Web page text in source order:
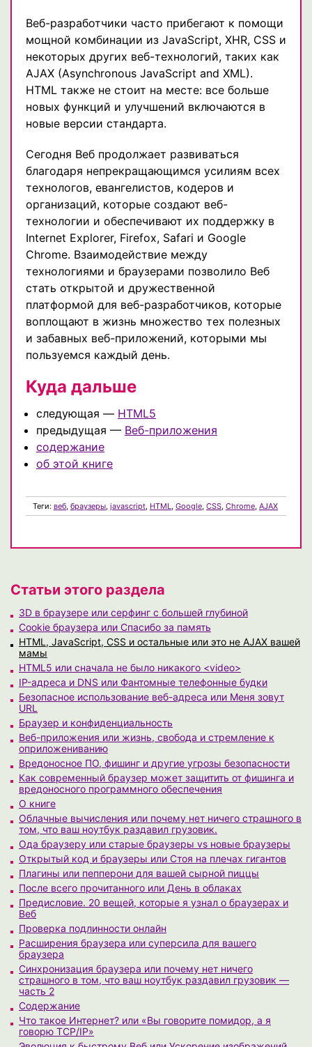
Веб-разработчики часто прибегают к помощи
мощной комбинации из JavaScript, XHR, CSS и
некоторых других веб-технологий, таких как
AJAX (Asynchronous JavaScript and XML).
HTML также не стоит на месте: все больше
новых функций и улучшений включаются в
новые версии стандарта.
Сегодня Веб продолжает развиваться
благодаря непрекращающимся усилиям всех
технологов, евангелистов, кодеров и
организаций, которые создают веб-
технологии и обеспечивают их поддержку в
Internet Explorer, Firefox, Safari и Google
Chrome. Взаимодействие между
технологиями и браузерами позволило Веб
стать открытой и дружественной
платформой для веб-разработчиков, которые
воплощают в жизнь множество тех полезных
и забавных веб-приложений, которыми мы
пользуемся каждый день.
Куда дальше
следующая — HTML5
предыдущая — Веб-приложения
содержание
об этой книге
Теги: веб, браузеры, javascript, HTML, Google, CSS, Chrome, AJAX
Статьи этого раздела
3D в браузере или серфинг с большей глубиной
Cookie браузера или Спасибо за память
HTML, JavaScript, CSS и остальные или это не AJAX вашей
мамы
HTML5 или сначала не было никакого <video>
IP-адреса и DNS или Фантомные телефонные будки
Безопасное использование веб-адреса или Меня зовут
URL
Браузер и конфиденциальность
Веб-приложения или жизнь, свобода и стремление к
оприложениванию
Вредоносное ПО, фишинг и другие угрозы безопасности
Как современный браузер может защитить от фишинга и
вредоносного программного обеспечения
О книге
Облачные вычисления или почему нет ничего страшного в
том, что ваш ноутбук раздавил грузовик.
Ода браузеру или старые браузеры vs новые браузеры
Открытый код и браузеры или Стоя на плечах гигантов
Плагины или пепперони для вашей сырной пиццы
После всего прочитанного или День в облаках
Предисловие. 20 вещей, которые я узнал о браузерах и
Веб
Проверка подлинности онлайн
Расширения браузера или суперсила для вашего
браузера
Синхронизация браузера или почему нет ничего
страшного в том, что ваш ноутбук раздавил грузовик —
часть 2
Содержание
Что такое Интернет? или «Вы говорите помидор, а я
говорю TCP/IP»